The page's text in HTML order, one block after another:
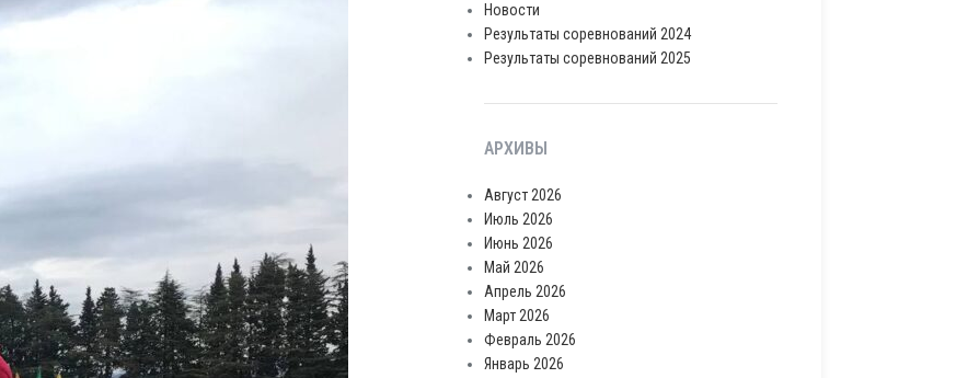
Новости
Результаты соревнований 2024
Результаты соревнований 2025
АРХИВЫ
Август 2026
Июль 2026
Июнь 2026
Май 2026
Апрель 2026
Март 2026
Февраль 2026
Январь 2026